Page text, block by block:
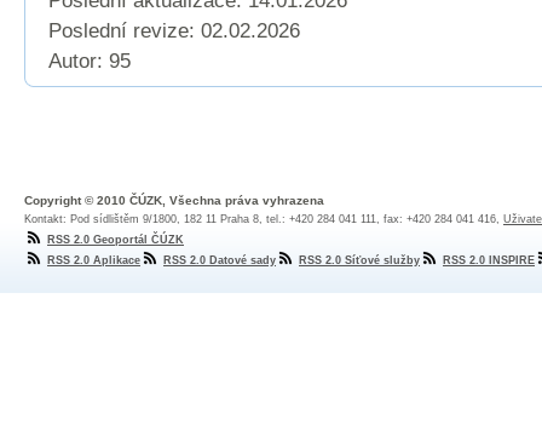
Poslední revize: 02.02.2026
Autor: 95
Copyright © 2010 ČÚZK, Všechna práva vyhrazena
Kontakt: Pod sídlištěm 9/1800, 182 11 Praha 8, tel.: +420 284 041 111, fax: +420 284 041 416,
RSS 2.0 Geoportál ČÚZK
RSS 2.0 Aplikace
RSS 2.0 Datové sady RSS 2.0 Síťové služby RSS 2.0 INSPIRE